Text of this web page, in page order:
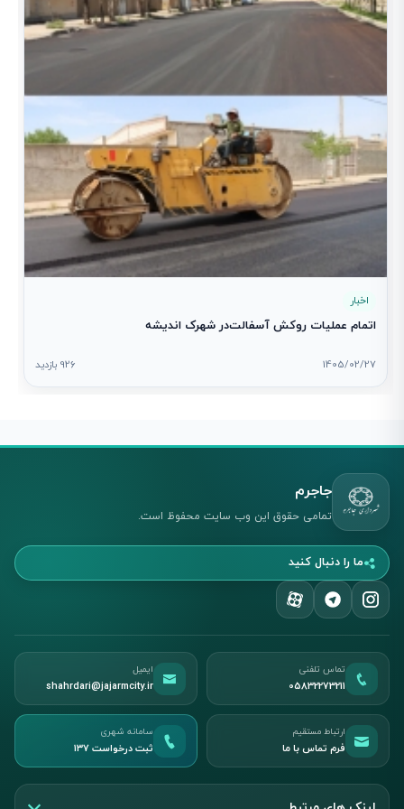
اخبار
اتمام عملیات روکش آسفالت‌در شهرک اندیشه
1405/02/27 926 بازدید
جاجرم
تمامی حقوق این وب سایت محفوظ است.
ما را دنبال کنید
تماس تلفنی
05832273211
ایمیل
shahrdari@jajarmcity.ir
ارتباط مستقیم
فرم تماس با ما
سامانه شهری
ثبت درخواست ۱۳۷